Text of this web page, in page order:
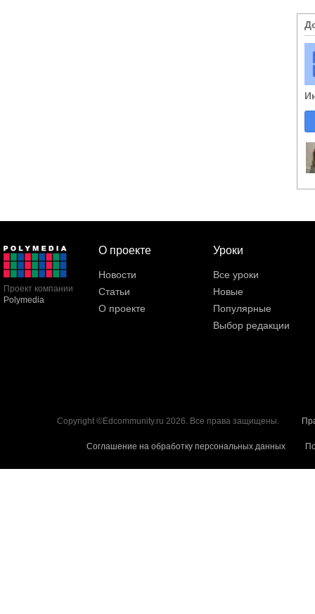
Проект компании
Polymedia
О проекте
Новости
Статьи
О проекте
Уроки
Все уроки
Новые
Популярные
Выбор редакции
Copyright ©Edcommunity.ru 2026. Все права защищены.
Соглашение на обработку персональных данных